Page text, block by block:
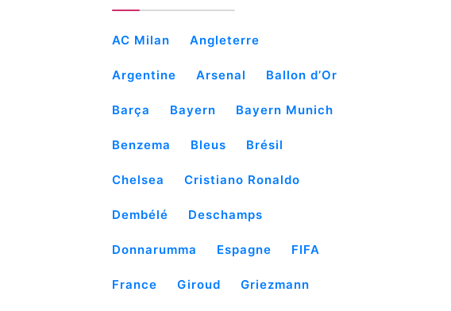
AC Milan Angleterre
Argentine Arsenal Ballon d’Or
Barça Bayern Bayern Munich
Benzema Bleus Brésil
Chelsea Cristiano Ronaldo
Dembélé Deschamps
Donnarumma Espagne FIFA
France Giroud Griezmann